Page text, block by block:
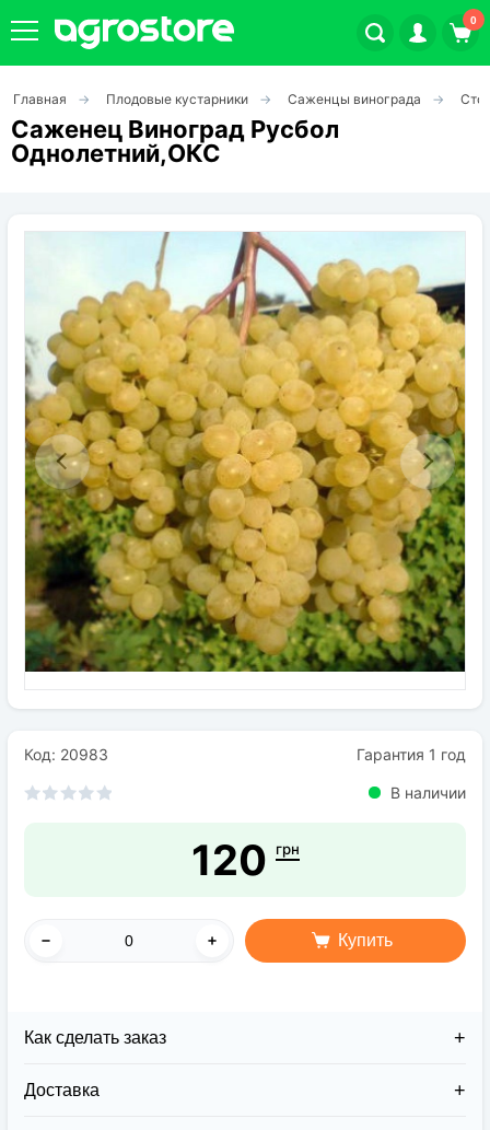
0
Плодовые кустарники
Плодовые растения
Декоративные растения
Цветы
Травы
Овощи (на посадку)
Штамбовые ягодные кусты
Семена
Удобрения
Средства защиты растений
Главная Плодовые кустарники Саженцы винограда
Саженец Виноград Русбол
Однолетний,ОКС
Код: 20983 Гарантия 1 год
В наличии
120 грн
Купить
Как сделать заказ
Доставка